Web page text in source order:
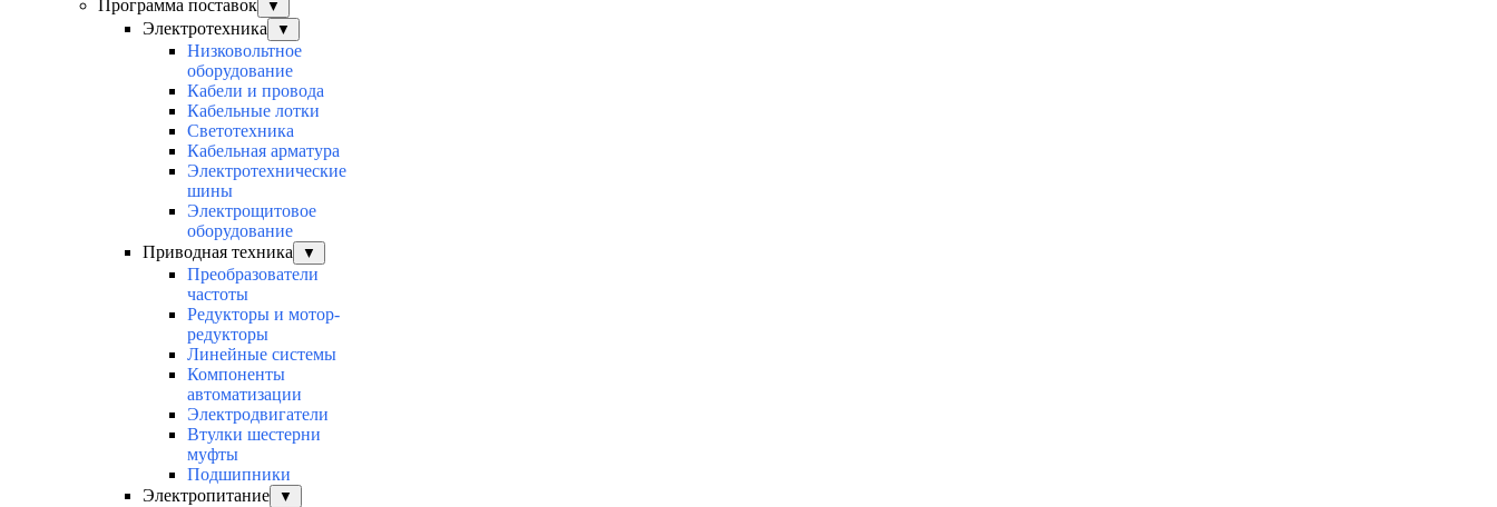
Программа поставок
▼
Электротехника ▼
Низковольтное
оборудование
Кабели и провода
Кабельные лотки
Светотехника
Кабельная арматура
Электротехнические
шины
Электрощитовое
оборудование
Приводная техника
▼
Преобразователи
частоты
Редукторы и мотор-
редукторы
Линейные системы
Компоненты
автоматизации
Электродвигатели
Втулки шестерни
муфты
Подшипники
Электропитание
▼